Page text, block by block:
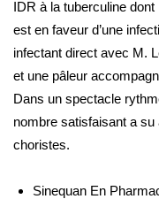
IDR à la tuberculine dont
est en faveur d’une
infectant direct avec M.
et une pâleur
Dans un spectacle
nombre satisfaisant a
choristes.
Sinequan En